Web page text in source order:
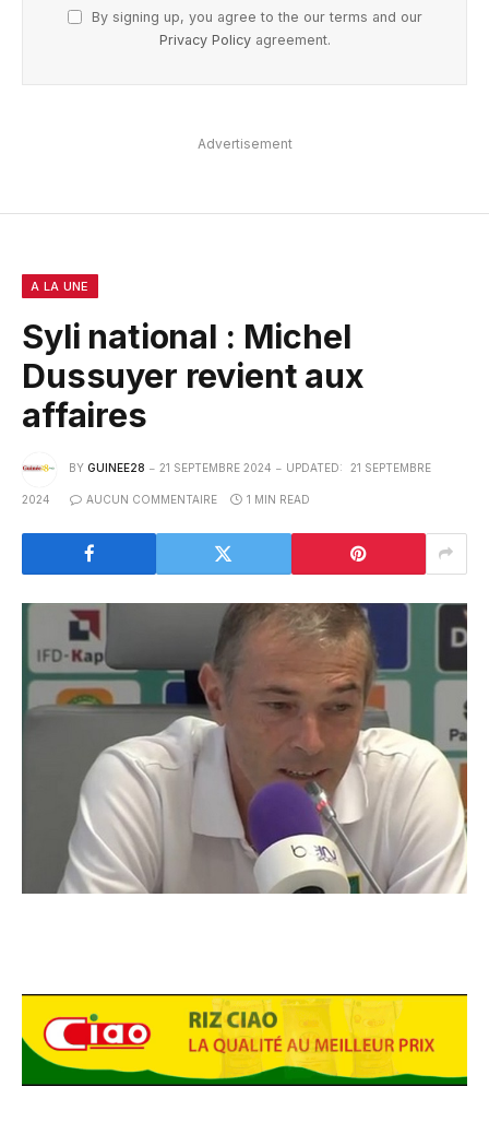
By signing up, you agree to the our terms and our
Privacy Policyagreement.
Advertisement
A LA UNE
Syli national : Michel
Dussuyer revient aux
affaires
BY GUINEE28 21 SEPTEMBRE 2024 UPDATED: 21 SEPTEMBRE
2024 AUCUN COMMENTAIRE 1 MIN READ